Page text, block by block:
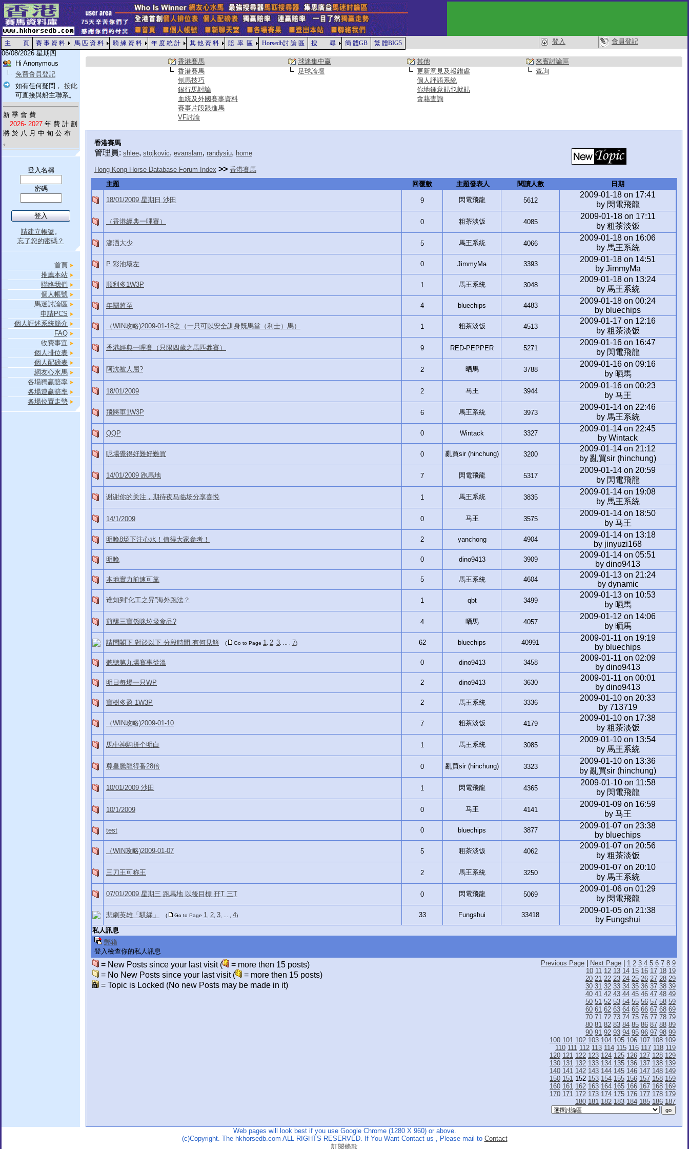
主 頁 賽 事 資 料 馬 匹 資 料 騎 練 資 料 年 度 統 計 其 他 資 料 賠 率 區 Horsedb討 論 區 搜 尋 簡 體GB 繁 體BIG5 登入
會員登記
06/08/2026 星期四
Hi Anonymous
免費會員登記
如有任何疑問， 按此
可直接與船主聯系。
新 季 會 費
2026- 2027 年 費 計 劃
將 於 八 月 中 旬 公 布
。
登入名稱
密碼
請建立帳號。
忘了您的密碼？
首頁
推薦本站
聯絡我們
個人帳號
馬迷討論區
申請PCS
個人評述系統簡介
FAQ
收費事宜
個人排位表
個人配磅表
網友心水馬
各場獨贏賠率
各場連贏賠率
各場位置走勢
香港賽馬 球迷集中贏 其他
來賓討論區
香港賽馬
足球論壇 更新意見及報錯處
查詢
刨馬技巧
個人評語系統
銀行馬討論
你地鍾意貼乜就貼
血統及外國賽事資料
會藉查詢
賽事片段跟進馬
VF討論
香港賽馬
管理員: shlee, stojkovic, evanslam, randysiu, home
Hong Kong Horse Database Forum Index >> 香港賽馬
主題
回覆數 主題發表人 閱讀人數 日期
18/01/2009 星期日 沙田 9 閃電飛龍 5612
2009-01-18 on 17:41
by 閃電飛龍
（香港經典一哩賽） 0 粗茶淡饭 4085
2009-01-18 on 17:11
by 粗茶淡饭
瀟洒大少 5 馬王系統 4066
2009-01-18 on 16:06
by 馬王系統
P 彩池壞左 0 JimmyMa 3393
2009-01-18 on 14:51
by JimmyMa
顺利多1W3P 1 馬王系統 3048
2009-01-18 on 13:24
by 馬王系統
年關將至 4 bluechips 4483
2009-01-18 on 00:24
by bluechips
（WIN攻略)2009-01-18之（一只可以安全訓身既馬當（利士）馬） 1 粗茶淡饭 4513
2009-01-17 on 12:16
by 粗茶淡饭
香港經典一哩賽（只限四歲之馬匹參賽） 9 RED-PEPPER 5271
2009-01-16 on 16:47
by 閃電飛龍
阿沈被人屈? 2 晒馬 3788
2009-01-16 on 09:16
by 晒馬
18/01/2009 2 马王 3944
2009-01-16 on 00:23
by 马王
飛將軍1W3P 6 馬王系統 3973
2009-01-14 on 22:46
by 馬王系統
QQP 0 Wintack 3327
2009-01-14 on 22:45
by Wintack
呢場覺得好難好難買 0 亂買sir (hinchung) 3200
2009-01-14 on 21:12
by 亂買sir (hinchung)
14/01/2009 跑馬地 7 閃電飛龍 5317
2009-01-14 on 20:59
by 閃電飛龍
谢谢你的关注，期待夜马临场分享喜悦 1 馬王系統 3835
2009-01-14 on 19:08
by 馬王系統
14/1/2009 0 马王 3575
2009-01-14 on 18:50
by 马王
明晚8场下注心水！值得大家参考！ 2 yanchong 4904
2009-01-14 on 13:18
by jinyuzi168
明晚 0 dino9413 3909
2009-01-14 on 05:51
by dino9413
本地實力前速可靠 5 馬王系統 4604
2009-01-13 on 21:24
by dynamic
谁知到“化工之昇”海外跑法？ 1 qbt 3499
2009-01-13 on 10:53
by 晒馬
煎釀三寶係咪垃圾食品? 4 晒馬 4057
2009-01-12 on 14:06
by 晒馬
請問閣下 對於以下 分段時間 有何見解 ( Go to Page 1 2 3 7) 62 bluechips 40991
2009-01-11 on 19:19
by bluechips
聽聽第九場賽事從溫 0 dino9413 3458
2009-01-11 on 02:09
by dino9413
明日每場一只WP 2 dino9413 3630
2009-01-11 on 00:01
by dino9413
寶樹多盈 1W3P 2 馬王系統 3336
2009-01-10 on 20:33
by 713719
（WIN攻略)2009-01-10 7 粗茶淡饭 4179
2009-01-10 on 17:38
by 粗茶淡饭
馬中神駒拼个明白 1 馬王系統 3085
2009-01-10 on 13:54
by 馬王系統
尊皇騰龍得番28倍 0 亂買sir (hinchung) 3323
2009-01-10 on 13:36
by 亂買sir (hinchung)
10/01/2009 沙田 1 閃電飛龍 4365
2009-01-10 on 11:58
by 閃電飛龍
10/1/2009 0 马王 4141
2009-01-09 on 16:59
by 马王
test 0 bluechips 3877
2009-01-07 on 23:38
by bluechips
（WIN攻略)2009-01-07 5 粗茶淡饭 4062
2009-01-07 on 20:56
by 粗茶淡饭
三刀王可称王 2 馬王系統 3250
2009-01-07 on 20:10
by 馬王系統
07/01/2009 星期三 跑馬地 以後目標 孖T 三T 0 閃電飛龍 5069
2009-01-06 on 01:29
by 閃電飛龍
悲劇英雄「騏綵」 ( Go to Page 1 2 3 4) 33 Fungshui 33418
2009-01-05 on 21:38
by Fungshui
私人訊息
郵箱
登入檢查你的私人訊息
= New Posts since your last visit (
= more then 15 posts)
= No New Posts since your last visit (
= more then 15 posts)
= Topic is Locked (No new Posts may be made in it)
Previous Page Next Page 1 2 3 4 5 6 7 8 9
10 11 12 13 14 15 16 17 18 19
20 21 22 23 24 25 26 27 28 29
30 31 32 33 34 35 36 37 38 39
40 41 42 43 44 45 46 47 48 49
50 51 52 53 54 55 56 57 58 59
60 61 62 63 64 65 66 67 68 69
70 71 72 73 74 75 76 77 78 79
80 81 82 83 84 85 86 87 88 89
90 91 92 93 94 95 96 97 98 99
100 101 102 103 104 105 106 107 108 109
110 111 112 113 114 115 116 117 118 119
120 121 122 123 124 125 126 127 128 129
130 131 132 133 134 135 136 137 138 139
140 141 142 143 144 145 146 147 148 149
150 151 152 153 154 155 156 157 158 159
160 161 162 163 164 165 166 167 168 169
170 171 172 173 174 175 176 177 178 179
180 181 182 183 184 185 186 187
Web pages will look best if you use Google Chrome (1280 X 960) or above.
(c)Copyright. The hkhorsedb.com ALL RIGHTS RESERVED. If You Want Contact us , Please mail to Contact
訂閱條款